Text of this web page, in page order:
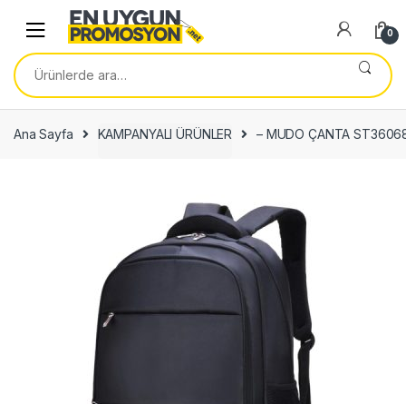
navigation
content
0
Ara:
Ana Sayfa KAMPANYALI ÜRÜNLER – MUDO ÇANTA